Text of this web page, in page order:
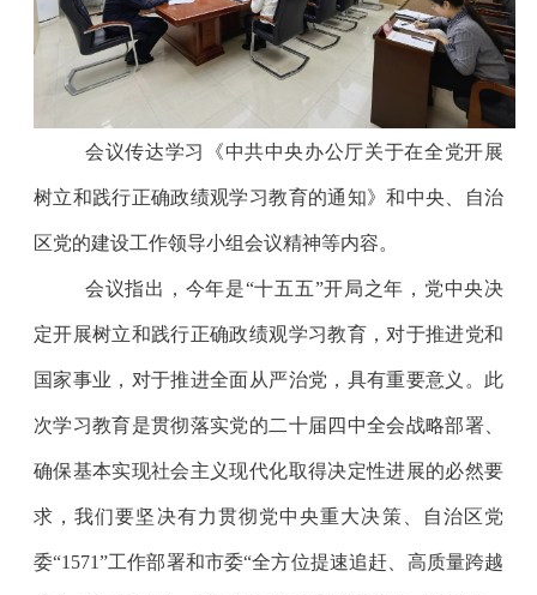
会议传达学习《中共中央办公厅关于在全党开展
树立和践行正确政绩观学习教育的通知》和中央、自治
区党的建设工作领导小组会议精神等内容。
会议指出，今年是“十五五”开局之年，党中央决
定开展树立和践行正确政绩观学习教育，对于推进党和
国家事业，对于推进全面从严治党，具有重要意义。此
次学习教育是贯彻落实党的二十届四中全会战略部署、
确保基本实现社会主义现代化取得决定性进展的必然要
求，我们要坚决有力贯彻党中央重大决策、自治区党
委“1571”工作部署和市委“全方位提速追赶、高质量跨越